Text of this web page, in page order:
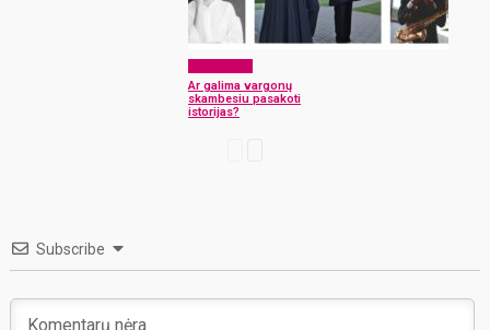
Ar galima vargonų
skambesiu pasakoti
istorijas?
Subscribe